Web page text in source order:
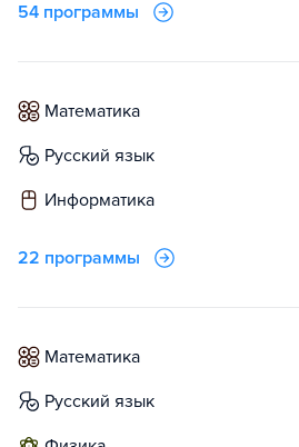
54 программы
математика
русский язык
информатика
22 программы
математика
русский язык